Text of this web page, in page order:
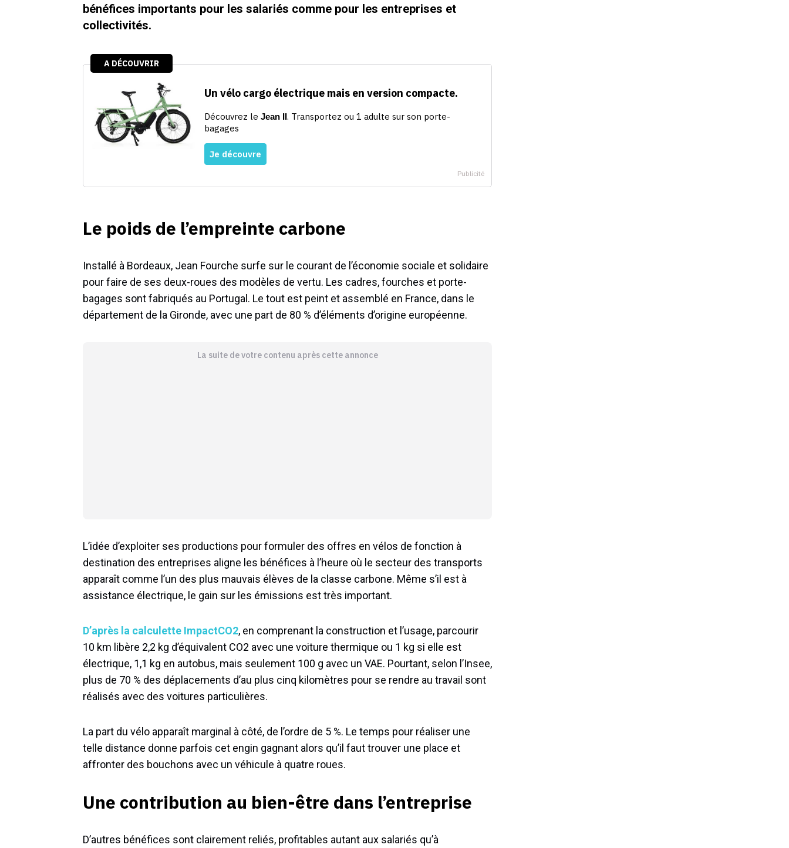
bénéfices importants pour les salariés comme pour les entreprises et
collectivités.
Le poids de l’empreinte carbone
Installé à Bordeaux, Jean Fourche surfe sur le courant de l’économie sociale et solidaire
pour faire de ses deux-roues des modèles de vertu. Les cadres, fourches et porte-
bagages sont fabriqués au Portugal. Le tout est peint et assemblé en France, dans le
département de la Gironde, avec une part de 80 % d’éléments d’origine européenne.
La suite de votre contenu après cette annonce
L’idée d’exploiter ses productions pour formuler des offres en vélos de fonction à
destination des entreprises aligne les bénéfices à l’heure où le secteur des transports
apparaît comme l’un des plus mauvais élèves de la classe carbone. Même s’il est à
assistance électrique, le gain sur les émissions est très important.
D’après la calculette ImpactCO2, en comprenant la construction et l’usage, parcourir
10 km libère 2,2 kg d’équivalent CO2 avec une voiture thermique ou 1 kg si elle est
électrique, 1,1 kg en autobus, mais seulement 100 g avec un VAE. Pourtant, selon l’Insee,
plus de 70 % des déplacements d’au plus cinq kilomètres pour se rendre au travail sont
réalisés avec des voitures particulières.
La part du vélo apparaît marginal à côté, de l’ordre de 5 %. Le temps pour réaliser une
telle distance donne parfois cet engin gagnant alors qu’il faut trouver une place et
affronter des bouchons avec un véhicule à quatre roues.
Une contribution au bien-être dans l’entreprise
D’autres bénéfices sont clairement reliés, profitables autant aux salariés qu’à